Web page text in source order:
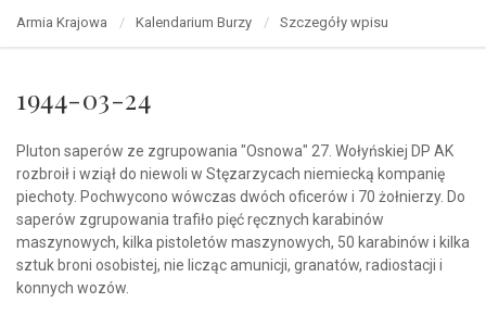
Armia Krajowa Kalendarium Burzy Szczegóły wpisu
1944-03-24
Pluton saperów ze zgrupowania "Osnowa" 27. Wołyńskiej DP AK
rozbroił i wziął do niewoli w Stęzarzycach niemiecką kompanię
piechoty. Pochwycono wówczas dwóch oficerów i 70 żołnierzy. Do
saperów zgrupowania trafiło pięć ręcznych karabinów
maszynowych, kilka pistoletów maszynowych, 50 karabinów i kilka
sztuk broni osobistej, nie licząc amunicji, granatów, radiostacji i
konnych wozów.